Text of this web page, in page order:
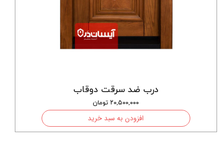
درب ضد سرقت دوقاب
۲۰,۵۰۰,۰۰۰ تومان
افزودن به سبد خرید